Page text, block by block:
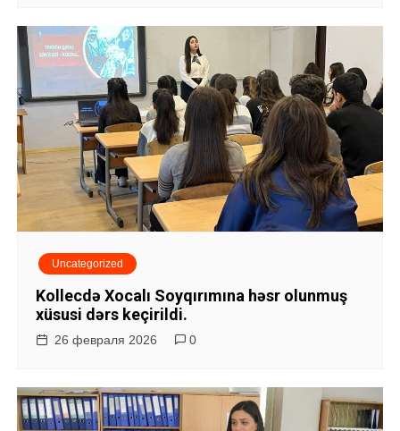
Uncategorized
Kollecdə Xocalı Soyqırımına həsr olunmuş
xüsusi dərs keçirildi.
26 февраля 2026 0